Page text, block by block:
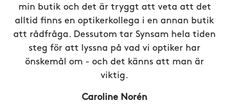
min butik och det är tryggt att veta att det
alltid finns en optikerkollega i en annan butik
att rådfråga. Dessutom tar Synsam hela tiden
steg för att lyssna på vad vi optiker har
önskemål om - och det känns att man är
viktig.
Caroline Norén